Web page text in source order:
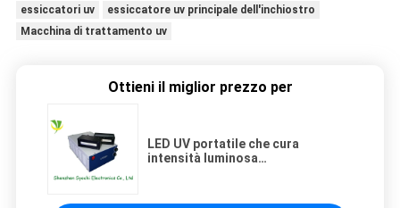
essiccatori uv
essiccatore uv principale dell'inchiostro
Macchina di trattamento uv
Ottieni il miglior prezzo per
LED UV portatile che cura
intensità luminosa